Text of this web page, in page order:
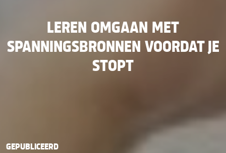
LEREN OMGAAN MET
SPANNINGSBRONNEN VOORDAT JE
STOPT
GEPUBLICEERD